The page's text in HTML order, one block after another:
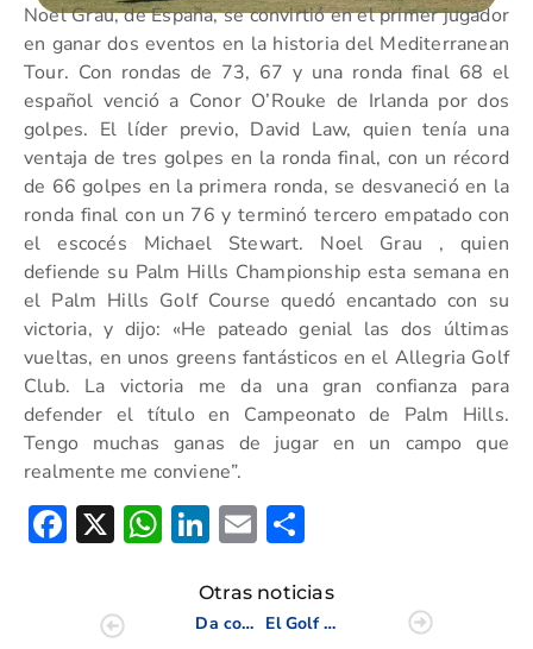
Noel Grau, de España, se convirtió en el primer jugador
en ganar dos eventos en la historia del Mediterranean
Tour. Con rondas de 73, 67 y una ronda final 68 el
español venció a Conor O’Rouke de Irlanda por dos
golpes. El líder previo, David Law, quien tenía una
ventaja de tres golpes en la ronda final, con un récord
de 66 golpes en la primera ronda, se desvaneció en la
ronda final con un 76 y terminó tercero empatado con
el escocés Michael Stewart. Noel Grau , quien
defiende su Palm Hills Championship esta semana en
el Palm Hills Golf Course quedó encantado con su
victoria, y dijo: «He pateado genial las dos últimas
vueltas, en unos greens fantásticos en el Allegria Golf
Club. La victoria me da una gran confianza para
defender el título en Campeonato de Palm Hills.
Tengo muchas ganas de jugar en un campo que
realmente me conviene”.
Facebook
X WhatsApp
LinkedIn
Email
Otras noticias
Da comienzo en Escorpión el III Circuito Xiquets C.V.
El Golf Juvenil Valenciano se reúne en la Junior Cup Wilson Staff